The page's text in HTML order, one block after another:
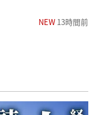
NEW13時間前